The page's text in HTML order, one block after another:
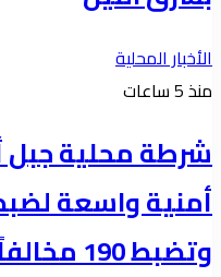
الأخبار المحلية
منذ 5 ساعات
شرطة محلية جبل
أمنية واسعة
وتضبط 190 مخالفاً: